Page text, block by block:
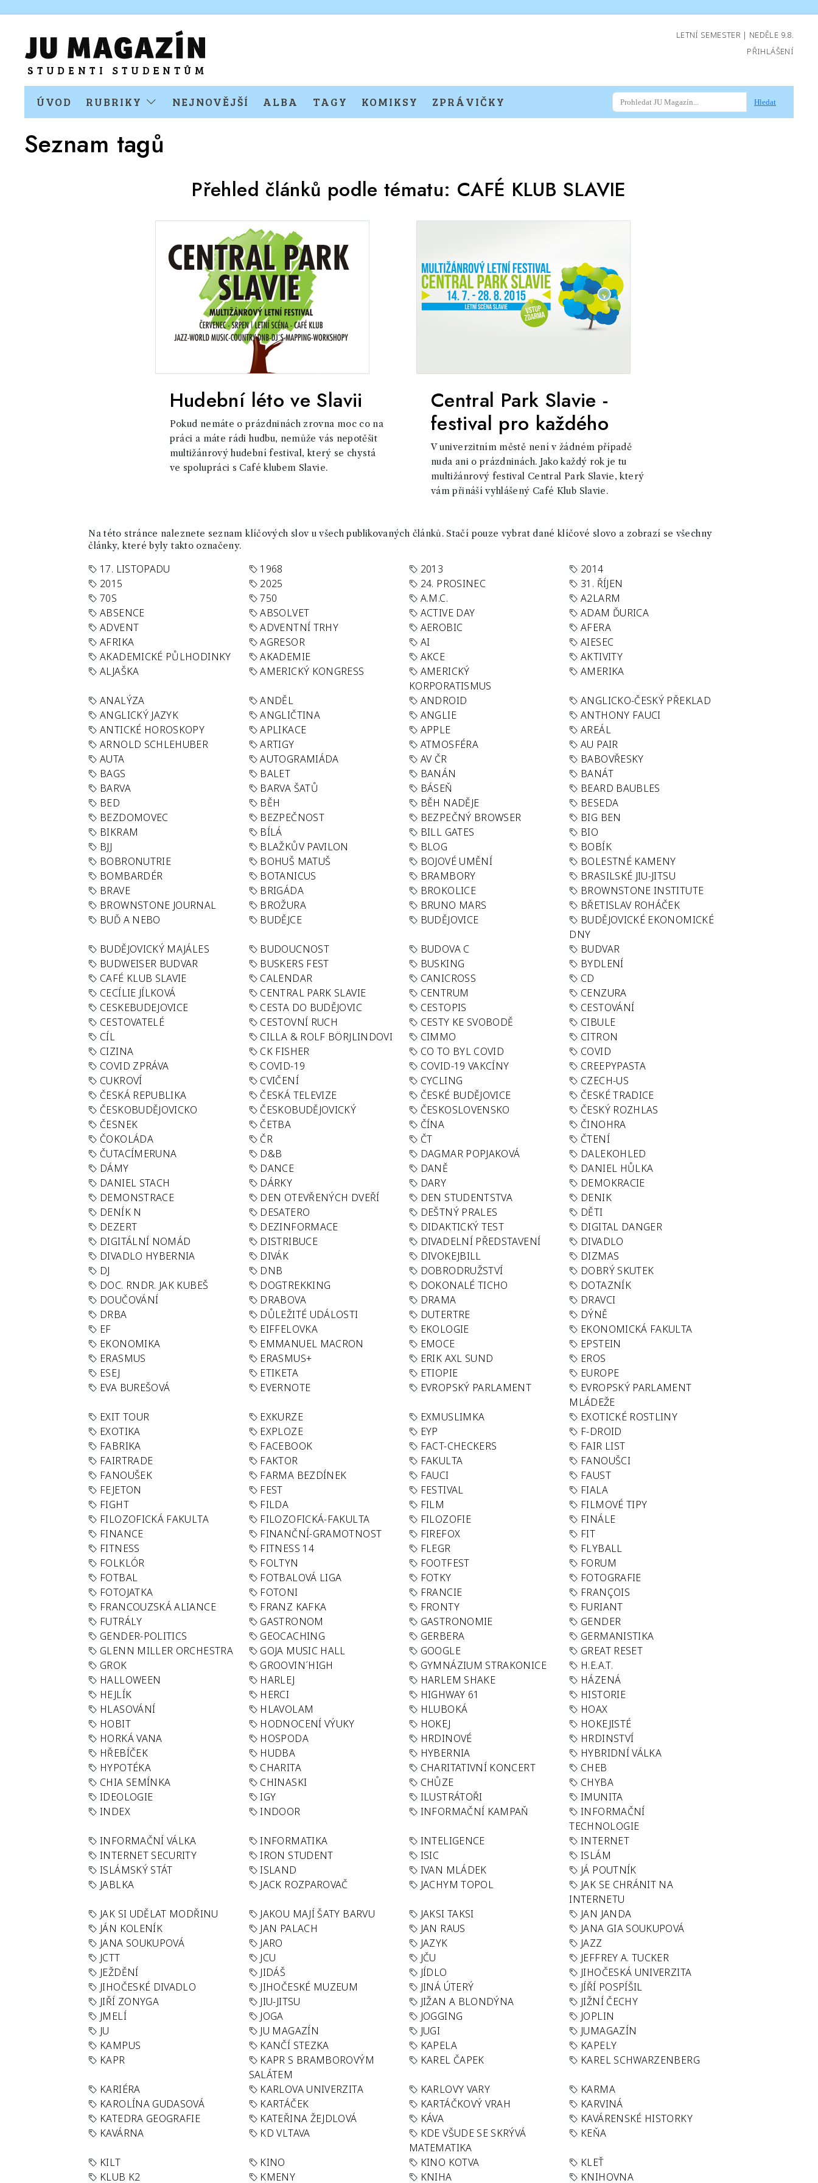
LETNÍ SEMESTER | NEDĚLE 9.8.
PŘIHLÁŠENÍ
ÚVOD RUBRIKY NEJNOVĚJŠÍ ALBA TAGY KOMIKSY ZPRÁVIČKY Hledat
Seznam tagů
Přehled článků podle tématu: CAFÉ KLUB SLAVIE
Hudební léto ve Slavii
Pokud nemáte o prázdninách zrovna moc co na
práci a máte rádi hudbu, nemůže vás nepotěšit
multižánrový hudební festival, který se chystá
ve spolupráci s Café klubem Slavie.
Central Park Slavie -
festival pro každého
V univerzitním městě není v žádném případě
nuda ani o prázdninách. Jako každý rok je tu
multižánrový festival Central Park Slavie, který
vám přináší vyhlášený Café Klub Slavie.
Na této stránce naleznete seznam klíčových slov u všech publikovaných článků. Stačí pouze vybrat dané klíčové slovo a zobrazí se všechny
články, které byly takto označeny.
17. LISTOPADU 1968 2013
2014
2015
2025 24. PROSINEC
31. ŘÍJEN
70S
750 A.M.C.
A2LARM
ABSENCE
ABSOLVET ACTIVE DAY
ADAM ĎURICA
ADVENT
ADVENTNÍ TRHY AEROBIC
AFERA
AFRIKA
AGRESOR AI
AIESEC
AKADEMICKÉ PŮLHODINKY
AKADEMIE AKCE
AKTIVITY
ALJAŠKA
AMERICKÝ KONGRESS
AMERICKÝ
KORPORATISMUS
AMERIKA
ANALÝZA ANDĚL ANDROID
ANGLICKO-ČESKÝ PŘEKLAD
ANGLICKÝ JAZYK
ANGLIČTINA ANGLIE
ANTHONY FAUCI
ANTICKÉ HOROSKOPY
APLIKACE APPLE
AREÁL
ARNOLD SCHLEHUBER
ARTIGY ATMOSFÉRA
AU PAIR
AUTA
AUTOGRAMIÁDA AV ČR
BABOVŘESKY
BAGS
BALET BANÁN
BANÁT
BARVA
BARVA ŠATŮ BÁSEŇ
BEARD BAUBLES
BED
BĚH BĚH NADĚJE
BESEDA
BEZDOMOVEC
BEZPEČNOST BEZPEČNÝ BROWSER
BIG BEN
BIKRAM
BÍLÁ BILL GATES
BIO
BJJ
BLAŽKŮV PAVILON BLOG
BOBÍK
BOBRONUTRIE
BOHUŠ MATUŠ BOJOVÉ UMĚNÍ
BOLESTNÉ KAMENY
BOMBARDÉR
BOTANICUS BRAMBORY
BRASILSKÉ JIU-JITSU
BRAVE
BRIGÁDA BROKOLICE
BROWNSTONE INSTITUTE
BROWNSTONE JOURNAL
BROŽURA BRUNO MARS
BŘETISLAV ROHÁČEK
BUĎ A NEBO
BUDĚJCE BUDĚJOVICE
BUDĚJOVICKÉ EKONOMICKÉ
DNY
BUDĚJOVICKÝ MAJÁLES
BUDOUCNOST BUDOVA C
BUDVAR
BUDWEISER BUDVAR
BUSKERS FEST BUSKING
BYDLENÍ
CAFÉ KLUB SLAVIE
CALENDAR CANICROSS
CD
CECÍLIE JÍLKOVÁ
CENTRAL PARK SLAVIE CENTRUM
CENZURA
CESKEBUDEJOVICE
CESTA DO BUDĚJOVIC CESTOPIS
CESTOVÁNÍ
CESTOVATELÉ
CESTOVNÍ RUCH CESTY KE SVOBODĚ
CIBULE
CÍL
CILLA & ROLF BÖRJLINDOVI CIMMO
CITRON
CIZINA
CK FISHER CO TO BYL COVID
COVID
COVID ZPRÁVA
COVID-19 COVID-19 VAKCÍNY
CREEPYPASTA
CUKROVÍ
CVIČENÍ CYCLING
CZECH-US
ČESKÁ REPUBLIKA
ČESKÁ TELEVIZE ČESKÉ BUDĚJOVICE
ČESKÉ TRADICE
ČESKOBUDĚJOVICKO
ČESKOBUDĚJOVICKÝ ČESKOSLOVENSKO
ČESKÝ ROZHLAS
ČESNEK
ČETBA ČÍNA
ČINOHRA
ČOKOLÁDA
ČR ČT
ČTENÍ
ČUTACÍMERUNA
D&B DAGMAR POPJAKOVÁ
DALEKOHLED
DÁMY
DANCE DANĚ
DANIEL HŮLKA
DANIEL STACH
DÁRKY DARY
DEMOKRACIE
DEMONSTRACE
DEN OTEVŘENÝCH DVEŘÍ DEN STUDENTSTVA
DENIK
DENÍK N
DESATERO DEŠTNÝ PRALES
DĚTI
DEZERT
DEZINFORMACE DIDAKTICKÝ TEST
DIGITAL DANGER
DIGITÁLNÍ NOMÁD
DISTRIBUCE DIVADELNÍ PŘEDSTAVENÍ
DIVADLO
DIVADLO HYBERNIA
DIVÁK DIVOKEJBILL
DIZMAS
DJ
DNB DOBRODRUŽSTVÍ
DOBRÝ SKUTEK
DOC. RNDR. JAK KUBEŠ
DOGTREKKING DOKONALÉ TICHO
DOTAZNÍK
DOUČOVÁNÍ
DRABOVA DRAMA
DRAVCI
DRBA
DŮLEŽITÉ UDÁLOSTI DUTERTRE
DÝNĚ
EF
EIFFELOVKA EKOLOGIE
EKONOMICKÁ FAKULTA
EKONOMIKA
EMMANUEL MACRON EMOCE
EPSTEIN
ERASMUS
ERASMUS+ ERIK AXL SUND
EROS
ESEJ
ETIKETA ETIOPIE
EUROPE
EVA BUREŠOVÁ
EVERNOTE EVROPSKÝ PARLAMENT
EVROPSKÝ PARLAMENT
MLÁDEŽE
EXIT TOUR
EXKURZE EXMUSLIMKA
EXOTICKÉ ROSTLINY
EXOTIKA
EXPLOZE EYP
F-DROID
FABRIKA
FACEBOOK FACT-CHECKERS
FAIR LIST
FAIRTRADE
FAKTOR FAKULTA
FANOUŠCI
FANOUŠEK
FARMA BEZDÍNEK FAUCI
FAUST
FEJETON
FEST FESTIVAL
FIALA
FIGHT
FILDA FILM
FILMOVÉ TIPY
FILOZOFICKÁ FAKULTA
FILOZOFICKÁ-FAKULTA FILOZOFIE
FINÁLE
FINANCE
FINANČNÍ-GRAMOTNOST FIREFOX
FIT
FITNESS
FITNESS 14 FLEGR
FLYBALL
FOLKLÓR
FOLTYN FOOTFEST
FORUM
FOTBAL
FOTBALOVÁ LIGA FOTKY
FOTOGRAFIE
FOTOJATKA
FOTONI FRANCIE
FRANÇOIS
FRANCOUZSKÁ ALIANCE
FRANZ KAFKA FRONTY
FURIANT
FUTRÁLY
GASTRONOM GASTRONOMIE
GENDER
GENDER-POLITICS
GEOCACHING GERBERA
GERMANISTIKA
GLENN MILLER ORCHESTRA
GOJA MUSIC HALL GOOGLE
GREAT RESET
GROK
GROOVIN´HIGH GYMNÁZIUM STRAKONICE
H.E.A.T.
HALLOWEEN
HARLEJ HARLEM SHAKE
HÁZENÁ
HEJLÍK
HERCI HIGHWAY 61
HISTORIE
HLASOVÁNÍ
HLAVOLAM HLUBOKÁ
HOAX
HOBIT
HODNOCENÍ VÝUKY HOKEJ
HOKEJISTÉ
HORKÁ VANA
HOSPODA HRDINOVÉ
HRDINSTVÍ
HŘEBÍČEK
HUDBA HYBERNIA
HYBRIDNÍ VÁLKA
HYPOTÉKA
CHARITA CHARITATIVNÍ KONCERT
CHEB
CHIA SEMÍNKA
CHINASKI CHŮZE
CHYBA
IDEOLOGIE
IGY ILUSTRÁTOŘI
IMUNITA
INDEX
INDOOR INFORMAČNÍ KAMPAŇ
INFORMAČNÍ
TECHNOLOGIE
INFORMAČNÍ VÁLKA
INFORMATIKA INTELIGENCE
INTERNET
INTERNET SECURITY
IRON STUDENT ISIC
ISLÁM
ISLÁMSKÝ STÁT
ISLAND IVAN MLÁDEK
JÁ POUTNÍK
JABLKA
JACK ROZPAROVAČ JACHYM TOPOL
JAK SE CHRÁNIT NA
INTERNETU
JAK SI UDĚLAT MODŘINU
JAKOU MAJÍ ŠATY BARVU JAKSI TAKSI
JAN JANDA
JÁN KOLENÍK
JAN PALACH JAN RAUS
JANA GIA SOUKUPOVÁ
JANA SOUKUPOVÁ
JARO JAZYK
JAZZ
JCTT
JCU JČU
JEFFREY A. TUCKER
JEŽDĚNÍ
JIDÁŠ JÍDLO
JIHOČESKÁ UNIVERZITA
JIHOČESKÉ DIVADLO
JIHOČESKÉ MUZEUM JINÁ ÚTERÝ
JÍŘÍ POSPÍŠIL
JIŘÍ ZONYGA
JIU-JITSU JIŽAN A BLONDÝNA
JIŽNÍ ČECHY
JMELÍ
JOGA JOGGING
JOPLIN
JU
JU MAGAZÍN JUGI
JUMAGAZÍN
KAMPUS
KANČÍ STEZKA KAPELA
KAPELY
KAPR
KAPR S BRAMBOROVÝM
SALÁTEM
KAREL ČAPEK KAREL SCHWARZENBERG
KARIÉRA KARLOVA UNIVERZITA KARLOVY VARY
KARMA
KAROLÍNA GUDASOVÁ
KARTÁČEK KARTÁČKOVÝ VRAH
KARVINÁ
KATEDRA GEOGRAFIE
KATEŘINA ŽEJDLOVÁ KÁVA
KAVÁRENSKÉ HISTORKY
KAVÁRNA
KD VLTAVA
KDE VŠUDE SE SKRÝVÁ
MATEMATIKA
KEŇA
KILT KINO KINO KOTVA
KLEŤ
KLUB K2
KMENY KNIHA KNIHOVNA